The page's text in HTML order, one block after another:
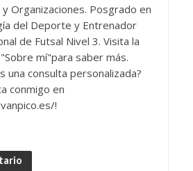
Organizaciones. Posgrado en
del Deporte y Entrenador
de Futsal Nivel 3. Visita la
mí"para saber más.
una consulta personalizada?
conmigo en
!